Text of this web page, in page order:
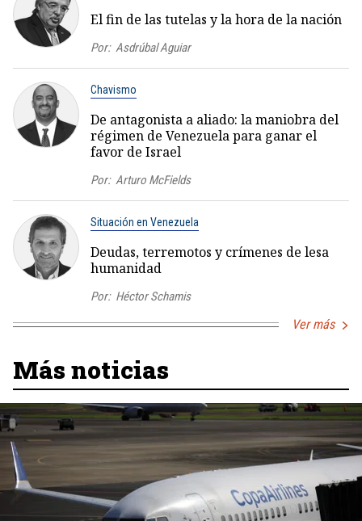
El fin de las tutelas y la hora de la nación
Por: Asdrúbal Aguiar
Chavismo
De antagonista a aliado: la maniobra del
régimen de Venezuela para ganar el
favor de Israel
Por: Arturo McFields
Situación en Venezuela
Deudas, terremotos y crímenes de lesa
humanidad
Por: Héctor Schamis
Ver más
Más noticias